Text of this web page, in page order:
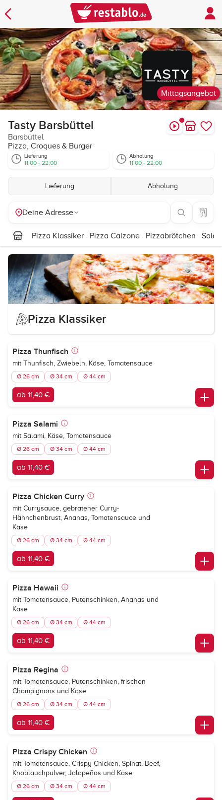
Mittagsangebot
Tasty Barsbüttel
Barsbüttel
Pizza, Croques & Burger
Lieferung
11:00 - 22:00
Abholung
11:00 - 22:00
Lieferung Abholung
Deine Adresse
Pizza Klassiker Pizza Calzone Pizzabrötchen
Pizza Klassiker
Pizza Thunfisch
mit Thunfisch, Zwiebeln, Käse, Tomatensauce
Ø 26 cm Ø 34 cm Ø 44 cm
ab 11,40 €
Pizza Salami
mit Salami, Käse, Tomatensauce
Ø 26 cm Ø 34 cm Ø 44 cm
ab 11,40 €
Pizza Chicken Curry
mit Currysauce, gebratener Curry-
Hähnchenbrust, Ananas, Tomatensauce und
Käse
Ø 26 cm Ø 34 cm Ø 44 cm
ab 11,40 €
Pizza Hawaii
mit Tomatensauce, Putenschinken, Ananas und
Käse
Ø 26 cm Ø 34 cm Ø 44 cm
ab 11,40 €
Pizza Regina
mit Tomatensauce, Putenschinken, frischen
Champignons und Käse
Ø 26 cm Ø 34 cm Ø 44 cm
ab 11,40 €
Pizza Crispy Chicken
mit Tomatensauce, Crispy Chicken, Spinat, Beef,
Knoblauchpulver, Jalapeños und Käse
Ø 26 cm Ø 34 cm Ø 44 cm